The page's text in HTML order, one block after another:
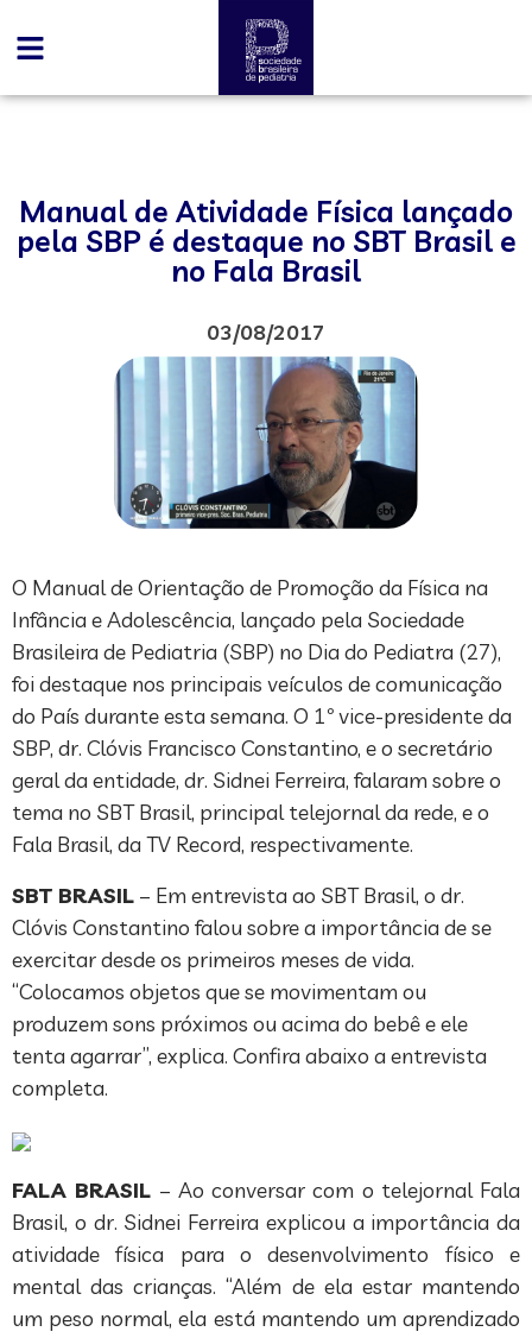
Manual de Atividade Física lançado
pela SBP é destaque no SBT Brasil e
no Fala Brasil
03/08/2017
O Manual de Orientação de Promoção da Física na
Infância e Adolescência, lançado pela Sociedade
Brasileira de Pediatria (SBP) no Dia do Pediatra (27),
foi destaque nos principais veículos de comunicação
do País durante esta semana. O 1º vice-presidente da
SBP, dr. Clóvis Francisco Constantino, e o secretário
geral da entidade, dr. Sidnei Ferreira, falaram sobre o
tema no SBT Brasil, principal telejornal da rede, e o
Fala Brasil, da TV Record, respectivamente.
SBT BRASIL – Em entrevista ao SBT Brasil, o dr.
Clóvis Constantino falou sobre a importância de se
exercitar desde os primeiros meses de vida.
“Colocamos objetos que se movimentam ou
produzem sons próximos ou acima do bebê e ele
tenta agarrar”, explica. Confira abaixo a entrevista
completa.
FALA BRASIL – Ao conversar com o telejornal Fala
Brasil, o dr. Sidnei Ferreira explicou a importância da
atividade física para o desenvolvimento físico e
mental das crianças. “Além de ela estar mantendo
um peso normal, ela está mantendo um aprendizado